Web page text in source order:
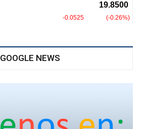
GOOGLE NEWS